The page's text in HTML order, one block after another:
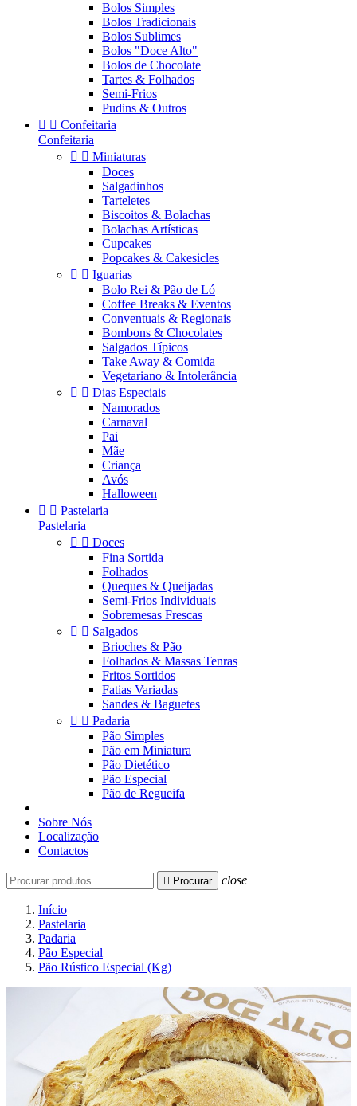
Bolos Simples
Bolos Tradicionais
Bolos Sublimes
Bolos "Doce Alto"
Bolos de Chocolate
Tartes & Folhados
Semi-Frios
Pudins & Outros
  Confeitaria
Confeitaria
  Miniaturas
Doces
Salgadinhos
Tarteletes
Biscoitos & Bolachas
Bolachas Artísticas
Cupcakes
Popcakes & Cakesicles
  Iguarias
Bolo Rei & Pão de Ló
Coffee Breaks & Eventos
Conventuais & Regionais
Bombons & Chocolates
Salgados Típicos
Take Away & Comida
Vegetariano & Intolerância
  Dias Especiais
Namorados
Carnaval
Pai
Mãe
Criança
Avós
Halloween
  Pastelaria
Pastelaria
  Doces
Fina Sortida
Folhados
Queques & Queijadas
Semi-Frios Individuais
Sobremesas Frescas
  Salgados
Brioches & Pão
Folhados & Massas Tenras
Fritos Sortidos
Fatias Variadas
Sandes & Baguetes
  Padaria
Pão Simples
Pão em Miniatura
Pão Dietético
Pão Especial
Pão de Regueifa
Sobre Nós
Localização
Contactos
 Procurar close
Início
Pastelaria
Padaria
Pão Especial
Pão Rústico Especial (Kg)